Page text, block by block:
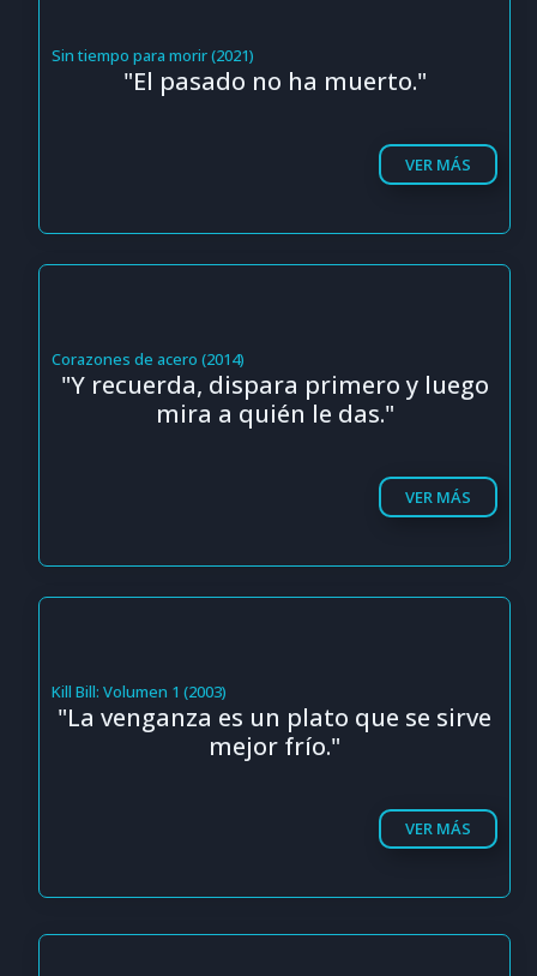
Sin tiempo para morir (2021)
"El pasado no ha muerto."
VER MÁS
Corazones de acero (2014)
"Y recuerda, dispara primero y luego
mira a quién le das."
VER MÁS
Kill Bill: Volumen 1 (2003)
"La venganza es un plato que se sirve
mejor frío."
VER MÁS